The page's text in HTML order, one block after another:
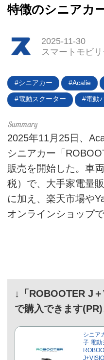
HOME
EV
電動バイク
ライフスタ
テクノロジー
このメディ
運営会社
ライター名簿
お問い合せ
広告掲載に
特徴のシニアカ
2025-11-30
スマートモビ
シニアカー Acalie
電動スクーター 電動
2025年11月25日、
シニアカー「
販売を開始した。車
税）で、大手家電量
に加え、楽天市場や
オンラインショップ
↓「ROBOOTER J
で購入できます
シニア
子 電動